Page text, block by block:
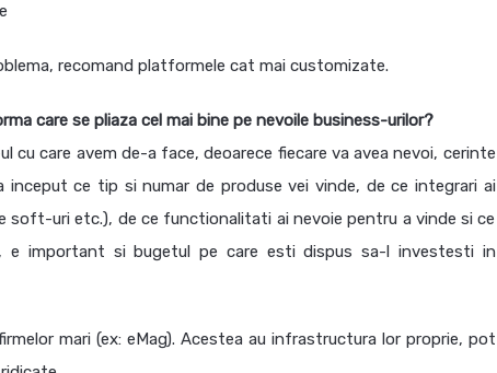
recomand platformele cat mai customizate.
care se pliaza cel mai bine pe nevoile business-urilor?
cu care avem de-a face, deoarece fiecare va avea nevoi, cerinte
ce tip si numar de produse vei vinde, de ce integrari ai
soft-uri etc.), de ce functionalitati ai nevoie pentru a vinde si ce
e important si bugetul pe care esti dispus sa-l investesti in
mari (ex: eMag). Acestea au infrastructura lor proprie, pot